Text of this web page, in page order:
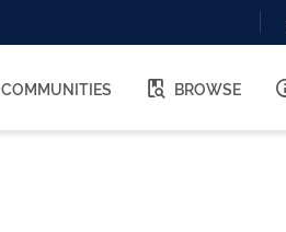
COMMUNITIES BROWSE